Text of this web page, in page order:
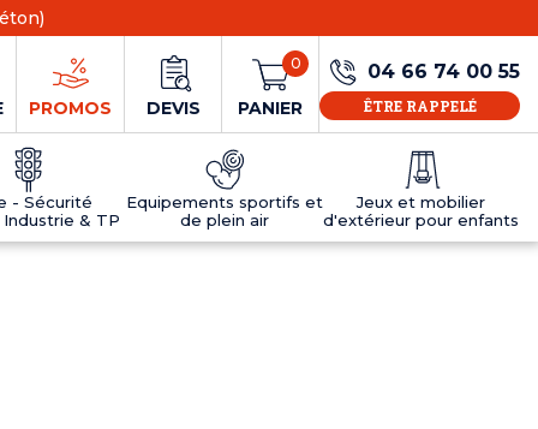
PROMOS DEVIS PANIER
0 04 66 74 00 55
ÊTRE RAPPELÉ
- Sécurité
& TP
Equipements sportifs et
de plein air
Jeux et mobilier
d'extérieur pour enfants